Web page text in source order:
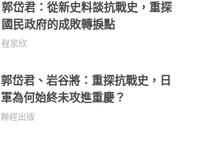
郭岱君：從新史料談抗戰史，重探
國民政府的成敗轉捩點
程家欣
郭岱君、岩谷將：重探抗戰史，日
軍為何始終未攻進重慶？
聯經出版